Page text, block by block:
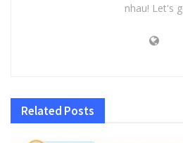
nhau! Let's
Related Posts